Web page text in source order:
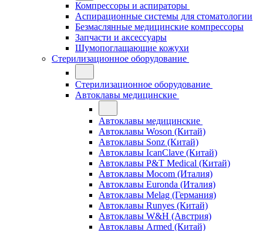
Компрессоры и аспираторы
Аспирационные системы для стоматологии
Безмаслянные медицинские компрессоры
Запчасти и аксессуары
Шумопоглащающие кожухи
Стерилизационное оборудование
Стерилизационное оборудование
Автоклавы медицинские
Автоклавы медицинские
Автоклавы Woson (Китай)
Автоклавы Sonz (Китай)
Автоклавы IcanClave (Китай)
Автоклавы P&T Medical (Китай)
Автоклавы Mocom (Италия)
Автоклавы Euronda (Италия)
Автоклавы Melag (Германия)
Автоклавы Runyes (Китай)
Автоклавы W&H (Австрия)
Автоклавы Armed (Китай)